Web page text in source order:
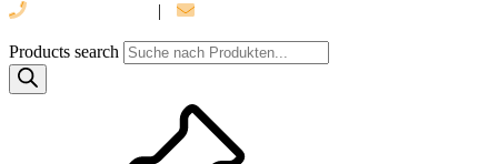
|
Products search